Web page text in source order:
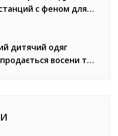
с феном для
дитячий одяг
восени та